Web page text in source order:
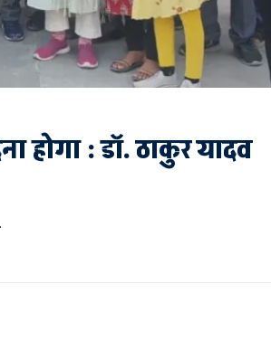
होगा : डॉ. ठाकुर यादव